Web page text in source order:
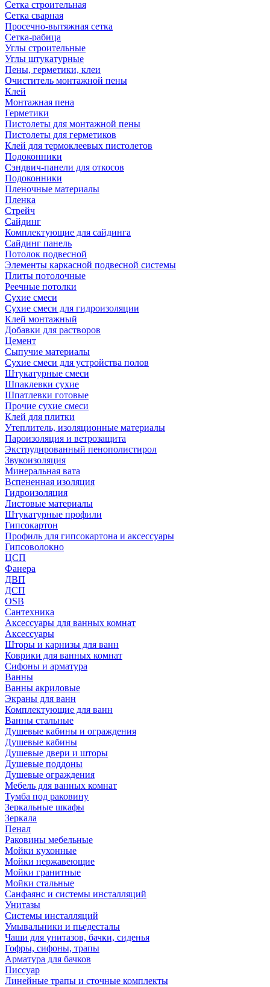
Сетка строительная
Сетка сварная
Просечно-вытяжная сетка
Сетка-рабица
Углы строительные
Углы штукатурные
Пены, герметики, клеи
Очиститель монтажной пены
Клей
Монтажная пена
Герметики
Пистолеты для монтажной пены
Пистолеты для герметиков
Клей для термоклеевых пистолетов
Подоконники
Сэндвич-панели для откосов
Подоконники
Пленочные материалы
Пленка
Стрейч
Сайдинг
Комплектующие для сайдинга
Сайдинг панель
Потолок подвесной
Элементы каркасной подвесной системы
Плиты потолочные
Реечные потолки
Сухие смеси
Сухие смеси для гидроизоляции
Клей монтажный
Добавки для растворов
Цемент
Сыпучие материалы
Сухие смеси для устройства полов
Штукатурные смеси
Шпаклевки сухие
Шпатлевки готовые
Прочие сухие смеси
Клей для плитки
Утеплитель, изоляционные материалы
Пароизоляция и ветрозащита
Экструдированный пенополистирол
Звукоизоляция
Минеральная вата
Вспененная изоляция
Гидроизоляция
Листовые материалы
Штукатурные профили
Гипсокартон
Профиль для гипсокартона и аксессуары
Гипсоволокно
ЦСП
Фанера
ДВП
ДСП
OSB
Сантехника
Аксессуары для ванных комнат
Аксессуары
Шторы и карнизы для ванн
Коврики для ванных комнат
Сифоны и арматура
Ванны
Ванны акриловые
Экраны для ванн
Комплектующие для ванн
Ванны стальные
Душевые кабины и ограждения
Душевые кабины
Душевые двери и шторы
Душевые поддоны
Душевые ограждения
Мебель для ванных комнат
Тумба под раковину
Зеркальные шкафы
Зеркала
Пенал
Раковины мебельные
Мойки кухонные
Мойки нержавеющие
Мойки гранитные
Мойки стальные
Санфаянс и системы инсталляций
Унитазы
Системы инсталляций
Умывальники и пьедесталы
Чаши для унитазов, бачки, сиденья
Гофры, сифоны, трапы
Арматура для бачков
Писсуар
Линейные трапы и сточные комплекты